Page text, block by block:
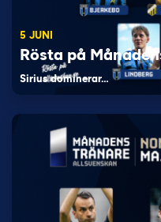
5 JUNI
Rösta på
Sirius dominerar…